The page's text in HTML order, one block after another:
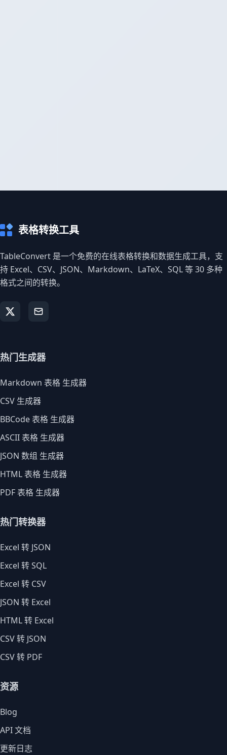
表格转换工具
TableConvert 是一个免费的在线表格转换和数据生成工具，支
持 Excel、CSV、JSON、Markdown、LaTeX、SQL 等 30 多种
格式之间的转换。
热门生成器
Markdown 表格 生成器
CSV 生成器
BBCode 表格 生成器
ASCII 表格 生成器
JSON 数组 生成器
HTML 表格 生成器
PDF 表格 生成器
热门转换器
Excel 转 JSON
Excel 转 SQL
Excel 转 CSV
JSON 转 Excel
HTML 转 Excel
CSV 转 JSON
CSV 转 PDF
资源
Blog
API 文档
更新日志